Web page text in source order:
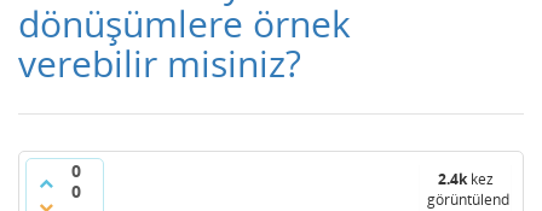
dönüşümlere örnek
verebilir misiniz?
0
0
2.4kkez
görüntülendi